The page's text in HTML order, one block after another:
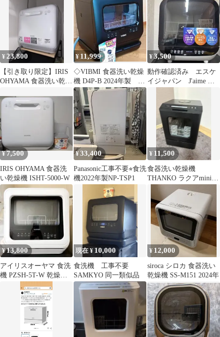
¥ 23,800
【引き取り限定】IRIS
OHYAMA 食器洗い乾燥
¥ 11,999
◇VIBMI 食器洗い乾燥
機 D4P-B 2024年製 タ
ンク・水栓2way
¥3,500
動作確認済み エスケ
イジャパン J'aime 食
¥7,500
IRIS OHYAMA 食器洗
い乾燥機 ISHT-5000-W
¥33,400
Panasonic工事不要⭐︎食洗
機2022年製NP-TSP1
¥ 11,500
食器洗い乾燥機
THANKO ラクアmini
Plus TK-MDW22B
¥13,800
アイリスオーヤマ 食洗
機 PZSH-5T-W 乾燥機
現在 ¥ 10,000
食洗機 工事不要
SAMKYO 同一類似品
¥ 12,000
siroca シロカ 食器洗い
乾燥機 SS-M151 2024年